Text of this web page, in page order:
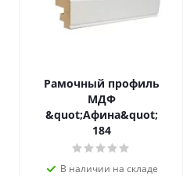
Рамочный профиль
МДФ
&quot;Афина&quot;
184
В наличии на складе